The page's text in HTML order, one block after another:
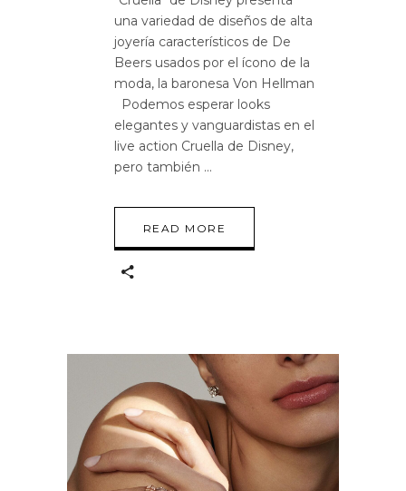
una variedad de diseños de alta
joyería característicos de De
Beers usados ​​por el ícono de la
moda, la baronesa Von Hellman
Podemos esperar looks
elegantes y vanguardistas en el
live action Cruella de Disney,
pero también
READ MORE